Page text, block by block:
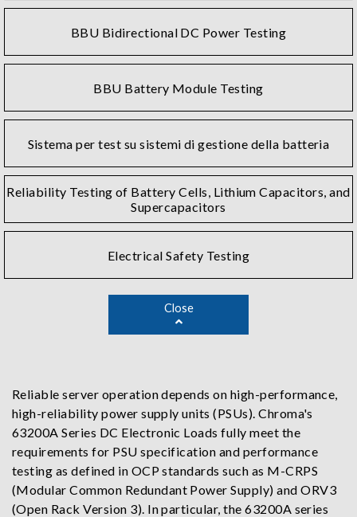
BBU Bidirectional DC Power Testing
BBU Battery Module Testing
Sistema per test su sistemi di gestione della batteria
Reliability Testing of Battery Cells, Lithium Capacitors, and
Supercapacitors
Electrical Safety Testing
Close
Reliable server operation depends on high-performance,
high-reliability power supply units (PSUs). Chroma's
63200A Series DC Electronic Loads fully meet the
requirements for PSU specification and performance
testing as defined in OCP standards such as M-CRPS
(Modular Common Redundant Power Supply) and ORV3
(Open Rack Version 3). In particular, the 63200A series